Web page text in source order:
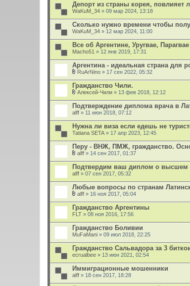
Депорт из страны корея, повлияет
WaKuM_34 » 09 мар 2024, 13:18
Сколько нужно времени чтобы
WaKuM_34 » 12 мар 2024, 11:00
Все об Аргентине, Уругвае,
Macho51 » 12 янв 2019, 17:31
Аргентина - идеальная страна для
л
о
ж
е
н
и
RuArNino » 17 сен 2022, 05:32
Гражданство Чили.
л
о
ж
е
н
и
Алексей-Чили » 13 фев 2018, 12:12
Подтверждение диплома врача в
alff » 11 июн 2018, 07:12
Нужна ли виза если едешь не
Tatiana SETA » 17 апр 2023, 12:45
Перу - ВНЖ, ПМЖ, гражданство.
л
о
ж
е
н
и
alff » 14 сен 2017, 01:37
Подтвердим ваш диплом о высшем
alff » 07 сен 2017, 05:32
Любые вопросы по странам
л
о
ж
е
н
и
alff » 16 ноя 2017, 05:04
Гражданство Аргентины
FLT » 08 ноя 2016, 17:56
Гражданство Боливии
MuFaMani » 09 июл 2018, 22:25
Гражданство Сальвадора за 3
ecrualbee » 13 июн 2021, 02:54
Иммиграционные мошенники
alff » 18 сен 2017, 18:28